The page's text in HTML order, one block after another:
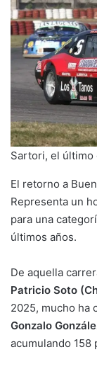
Sartori, el último
El retorno a
Representa un
para una
últimos años.
De aquella
Patricio Soto
2025, mucho ha
Gonzalo
acumulando 158